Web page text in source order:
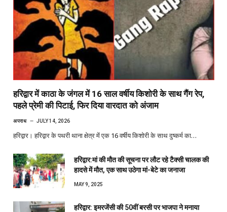
हरिद्वार में काठा के जंगल में 16 साल वर्षीय किशोरी के साथ गैंग रेप,
पहले प्रेमी की पिटाई, फिर दिया वारदात को अंजाम
अपराध JULY 14, 2026
हरिद्वार। हरिद्वार के पथरी थाना क्षेत्र में एक 16 वर्षीय किशोरी के साथ दुष्कर्म का…
हरिद्वार:मां की मौत की सूचना पर लौट रहे टैक्सी चालक की
हादसे में मौत, एक साथ उठेगा मां-बेटे का जनाजा
MAY 9, 2025
हरिद्वार: इमरजेंसी की 50वीं बरसी पर भाजपा ने मनाया